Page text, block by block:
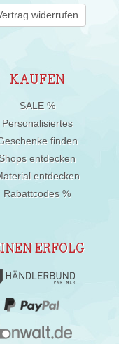
widerrufen
KAUFEN
SALE %
Personalisiertes
finden
Shops entdecken
entdecken
Rabattcodes %
ERFOLG